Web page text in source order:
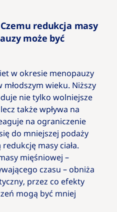
redukcja masy
może być
w okresie menopauzy
wieku. Niższy
nie tylko wolniejsze
także wpływa na
na ograniczenie
do mniejszej podaży
masy ciała.
mięśniowej –
czasu – obniża
przez co efekty
mogą być mniej